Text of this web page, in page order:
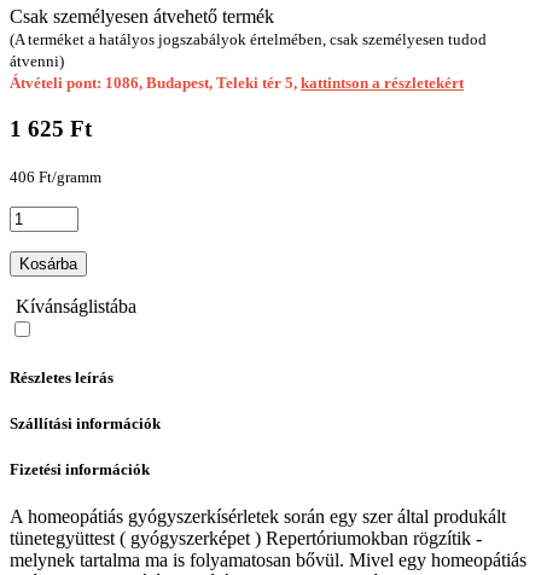
Csak személyesen átvehető termék
(A terméket a hatályos jogszabályok értelmében, csak személyesen tudod
átvenni)
Átvételi pont: 1086, Budapest, Teleki tér 5, kattintson a részletekért
1 625 Ft
406 Ft/gramm
Kosárba
Kívánságlistába
Részletes leírás
Szállítási információk
Fizetési információk
A homeopátiás gyógyszerkísérletek során egy szer által produkált
tünetegyüttest ( gyógyszerképet ) Repertóriumokban rögzítik -
melynek tartalma ma is folyamatosan bővül. Mivel egy homeopátiás